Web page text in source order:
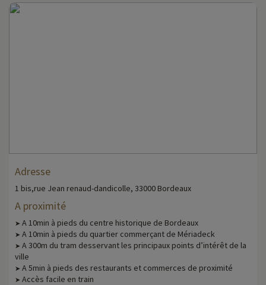
Adresse
1 bis,rue Jean renaud-dandicolle, 33000 Bordeaux
A proximité
➤ A 10min à pieds du centre historique de Bordeaux
➤ A 10min à pieds du quartier commerçant de Mériadeck
➤ A 300m du tram desservant les principaux points d’intérêt de la
ville
➤ A 5min à pieds des restaurants et commerces de proximité
➤ Accès facile en train